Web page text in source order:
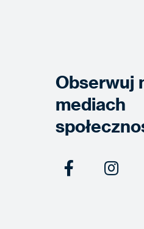
Obserwuj
mediach
 